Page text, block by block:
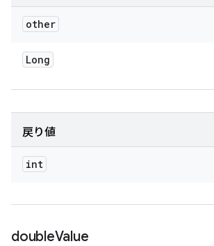
other
Long
戻り値
int
doubleValue